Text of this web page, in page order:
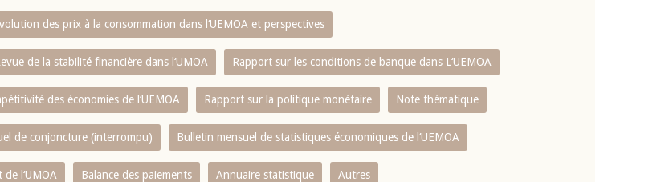
des prix à la consommation dans l‘UEMOA et perspectives
de la stabilité financière dans l‘UMOA Rapport sur les conditions de banque dans L‘UEMOA
des économies de l‘UEMOA Rapport sur la politique monétaire Note thématique
de conjoncture (interrompu) Bulletin mensuel de statistiques économiques de l‘UEMOA
l‘UMOA Balance des paiements Annuaire statistique Autres